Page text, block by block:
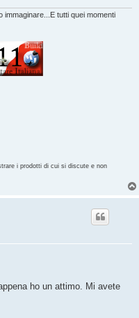
tutti quei momenti
i prodotti di cui si discute e non
ho un attimo. Mi avete